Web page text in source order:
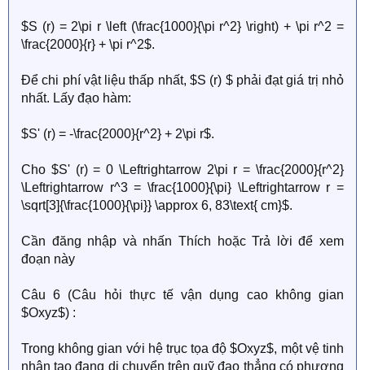
$S (r) = 2\pi r \left (\frac{1000}{\pi r^2} \right) + \pi r^2 =
\frac{2000}{r} + \pi r^2$.
Để chi phí vật liệu thấp nhất, $S (r) $ phải đạt giá trị nhỏ
nhất. Lấy đạo hàm:
$S' (r) = -\frac{2000}{r^2} + 2\pi r$.
Cho $S' (r) = 0 \Leftrightarrow 2\pi r = \frac{2000}{r^2}
\Leftrightarrow r^3 = \frac{1000}{\pi} \Leftrightarrow r =
\sqrt[3]{\frac{1000}{\pi}} \approx 6, 83\text{ cm}$.
Cần đăng nhập và nhấn Thích hoặc Trả lời để xem
đoạn này
Câu 6 (Câu hỏi thực tế vận dụng cao không gian
$Oxyz$) :
Trong không gian với hệ trục tọa độ $Oxyz$, một vệ tinh
nhân tạo đang di chuyển trên quỹ đạo thẳng có phương